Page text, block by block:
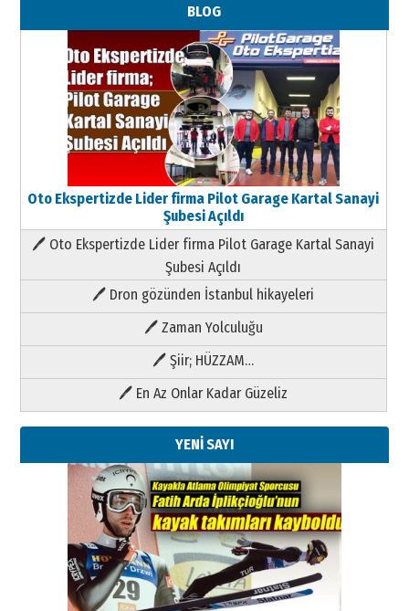
BLOG
Oto Ekspertizde Lider firma Pilot Garage Kartal Sanayi
Şubesi Açıldı
🖊 Oto Ekspertizde Lider firma Pilot Garage Kartal Sanayi
Şubesi Açıldı
🖊 Dron gözünden İstanbul hikayeleri
🖊 Zaman Yolculuğu
🖊 Şiir; HÜZZAM…
🖊 En Az Onlar Kadar Güzeliz
YENİ SAYI